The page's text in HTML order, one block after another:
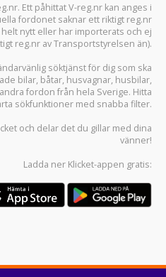
Ett påhittat V-reg.nr kan anges i
fordonet saknar ett riktigt reg.nr
nytt eller har importerats och ej
reg.nr av Transportstyrelsen än).
söktjänst för dig som ska
bilar, båtar, husvagnar, husbilar,
fordon från hela Sverige. Hitta
sökfunktioner med snabba filter.
och delar det du gillar med dina
vänner!
Ladda ner Klicket-appen gratis: